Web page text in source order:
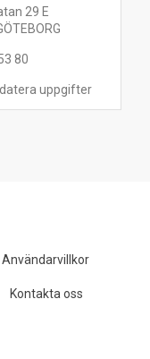
uppgifter
29 E
80
Användarvillkor
Kontakta oss